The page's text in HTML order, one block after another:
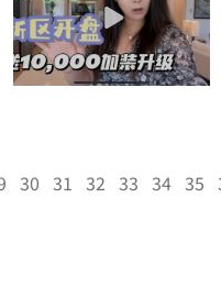
30 31 32 33 34 35